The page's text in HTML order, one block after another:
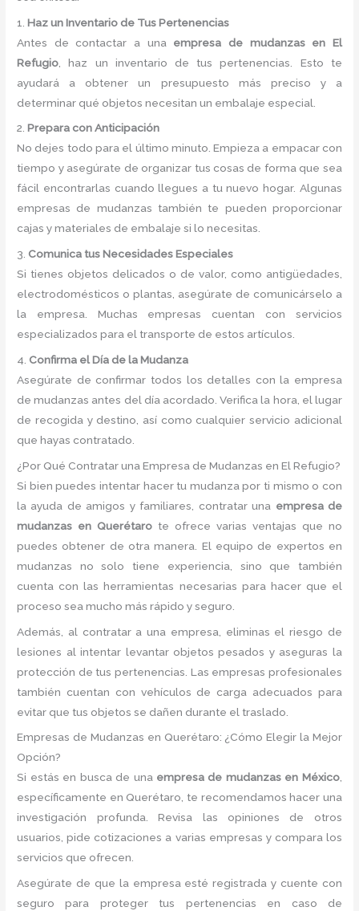
1.Haz un Inventario de Tus Pertenencias
Antes de contactar a una empresa de mudanzas en El
Refugio , haz un inventario de tus pertenencias. Esto te
ayudará a obtener un presupuesto más preciso y a
determinar qué objetos necesitan un embalaje especial.
2.Prepara con Anticipación
No dejes todo para el último minuto. Empieza a empacar con
tiempo y asegúrate de organizar tus cosas de forma que sea
fácil encontrarlas cuando llegues a tu nuevo hogar. Algunas
empresas de mudanzas también te pueden proporcionar
cajas y materiales de embalaje si lo necesitas.
3. Comunica tus Necesidades Especiales
Si tienes objetos delicados o de valor, como antigüedades,
electrodomésticos o plantas, asegúrate de comunicárselo a
la empresa. Muchas empresas cuentan con servicios
especializados para el transporte de estos artículos.
4. Confirma el Día de la Mudanza
Asegúrate de confirmar todos los detalles con la empresa
de mudanzas antes del día acordado. Verifica la hora, el lugar
de recogida y destino, así como cualquier servicio adicional
que hayas contratado.
¿Por Qué Contratar una Empresa de Mudanzas en El Refugio?
Si bien puedes intentar hacer tu mudanza por ti mismo o con
la ayuda de amigos y familiares, contratar una empresa de
mudanzas en Querétaro te ofrece varias ventajas que no
puedes obtener de otra manera. El equipo de expertos en
mudanzas no solo tiene experiencia, sino que también
cuenta con las herramientas necesarias para hacer que el
proceso sea mucho más rápido y seguro.
Además, al contratar a una empresa, eliminas el riesgo de
lesiones al intentar levantar objetos pesados y aseguras la
protección de tus pertenencias. Las empresas profesionales
también cuentan con vehículos de carga adecuados para
evitar que tus objetos se dañen durante el traslado.
Empresas de Mudanzas en Querétaro: ¿Cómo Elegir la Mejor
Opción?
Si estás en busca de una empresa de mudanzas en México,
específicamente en Querétaro, te recomendamos hacer una
investigación profunda. Revisa las opiniones de otros
usuarios, pide cotizaciones a varias empresas y compara los
servicios que ofrecen.
Asegúrate de que la empresa esté registrada y cuente con
seguro para proteger tus pertenencias en caso de